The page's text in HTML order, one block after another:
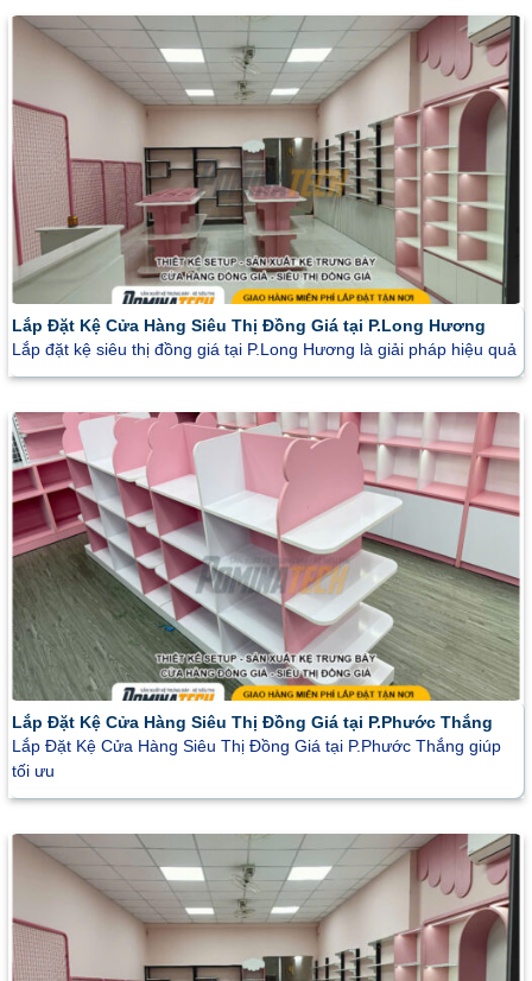
Lắp Đặt Kệ Cửa Hàng Siêu Thị Đồng Giá tại P.Long Hương
Lắp đặt kệ siêu thị đồng giá tại P.Long Hương là giải pháp hiệu quả
Lắp Đặt Kệ Cửa Hàng Siêu Thị Đồng Giá tại P.Phước Thắng
Lắp Đặt Kệ Cửa Hàng Siêu Thị Đồng Giá tại P.Phước Thắng giúp
tối ưu